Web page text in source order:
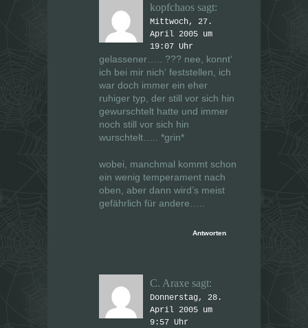
kopfchaos sagt:
Mittwoch, 27.
April 2005 um
19:07 Uhr
gelassener….. ??? nee, konnt‘
ich bei mir nich‘ feststellen, ich
war doch immer ein eher
ruhiger typ, der still vor sich hin
gewurschtelt hatte und immer
noch still vor sich hin
wurschtelt….. *grin*
wobei, manchmal kommt schon
ein wenig temperament nach
oben, aber dann wird’s meist
gefährlich für andere…..
Antworten
C. Araxe sagt:
Donnerstag, 28.
April 2005 um
9:57 Uhr